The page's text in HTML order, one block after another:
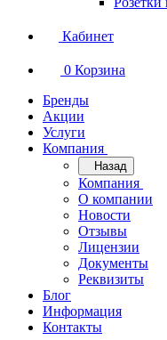
Кабинет
0 Корзина
Бренды
Акции
Услуги
Компания
Назад
Компания
О компании
Новости
Отзывы
Лицензии
Документы
Реквизиты
Блог
Информация
Контакты